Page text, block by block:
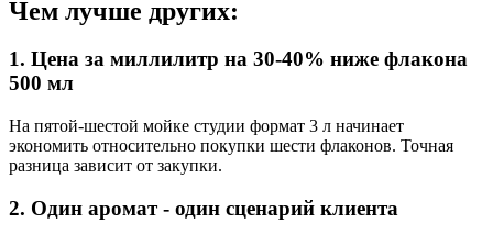
Чем лучше других:
1. Цена за миллилитр на 30-40% ниже флакона
500 мл
На пятой-шестой мойке студии формат 3 л начинает
экономить относительно покупки шести флаконов. Точная
разница зависит от закупки.
2. Один аромат - один сценарий клиента